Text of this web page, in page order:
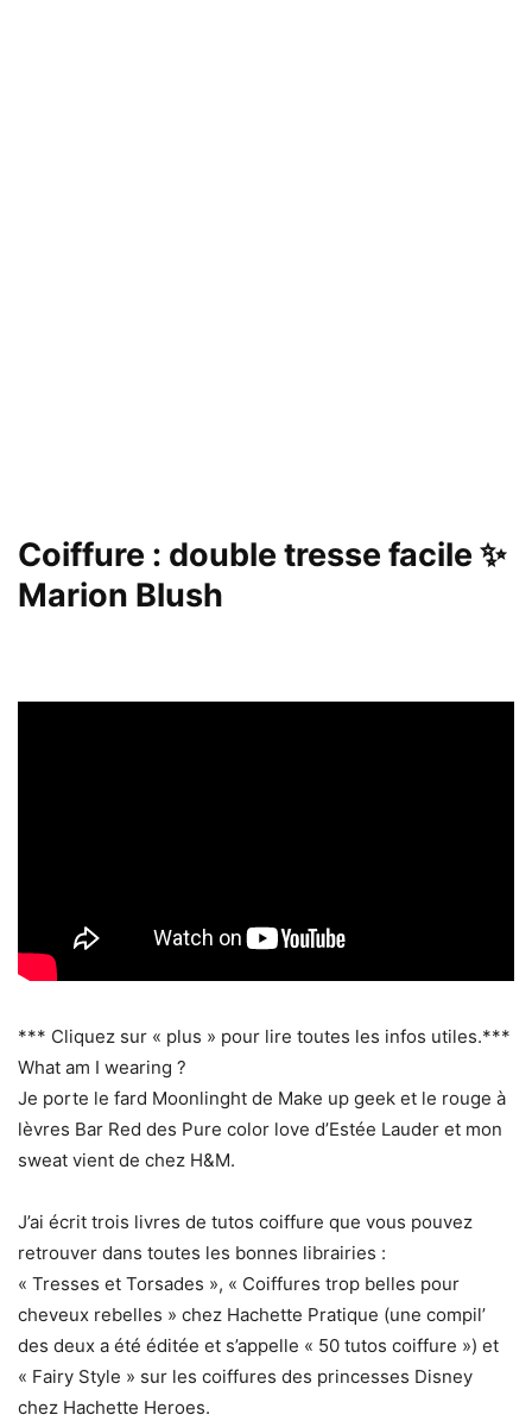
Coiffure : double tresse facile ✨
Marion Blush
*** Cliquez sur « plus » pour lire toutes les infos utiles.***
What am I wearing ?
Je porte le fard Moonlinght de Make up geek et le rouge à
lèvres Bar Red des Pure color love d’Estée Lauder et mon
sweat vient de chez H&M.
J’ai écrit trois livres de tutos coiffure que vous pouvez
retrouver dans toutes les bonnes librairies :
« Tresses et Torsades », « Coiffures trop belles pour
cheveux rebelles » chez Hachette Pratique (une compil’
des deux a été éditée et s’appelle « 50 tutos coiffure ») et
« Fairy Style » sur les coiffures des princesses Disney
chez Hachette Heroes.